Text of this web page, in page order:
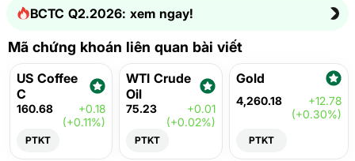
BCTC Q2.2026: xem ngay!
Mã chứng khoán liên quan bài viết
US Coffee
C
160.68
+0.18
(+0.11%)
PTKT
WTI Crude
Oil
75.23
+0.01
(+0.02%)
PTKT
Gold
4,260.18
+12.78
(+0.30%)
PTKT